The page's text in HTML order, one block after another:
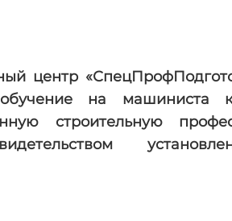
центр
на машиниста
строительную